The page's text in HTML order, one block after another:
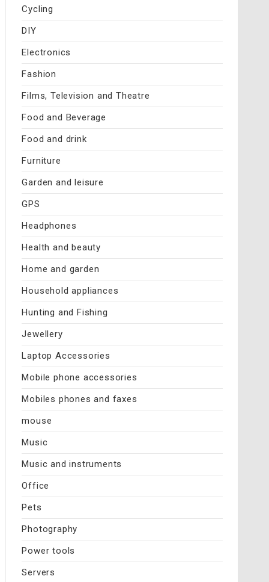
Cycling
DIY
Electronics
Fashion
Films, Television and Theatre
Food and Beverage
Food and drink
Furniture
Garden and leisure
GPS
Headphones
Health and beauty
Home and garden
Household appliances
Hunting and Fishing
Jewellery
Laptop Accessories
Mobile phone accessories
Mobiles phones and faxes
mouse
Music
Music and instruments
Office
Pets
Photography
Power tools
Servers